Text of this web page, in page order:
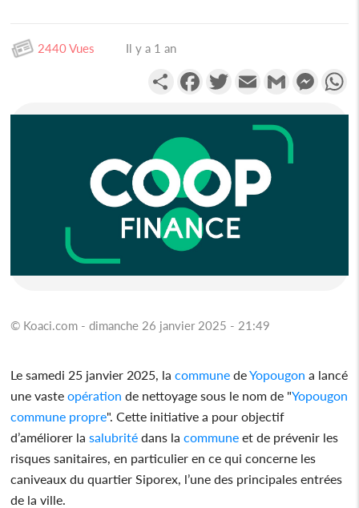
2440 Vues Il y a 1 an
PartagerFacebookTwitterEmail Gmail
© Koaci.com - dimanche 26 janvier 2025 - 21:49
Le samedi 25 janvier 2025, la commune deYopougon a lancé
une vaste opération de nettoyage sous le nom de "Yopougon
commune propre". Cette initiative a pour objectif
d’améliorer la salubrité dans la commune et de prévenir les
risques sanitaires, en particulier en ce qui concerne les
caniveaux du quartier Siporex, l’une des principales entrées
de la ville.